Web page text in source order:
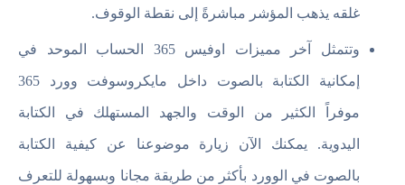
غلقه يذهب المؤشر مباشرةً إلى نقطة الوقوف.
وتتمثل آخر مميزات اوفيس 365 الحساب الموحد في
إمكانية الكتابة بالصوت داخل مايكروسوفت وورد 365
موفراً الكثير من الوقت والجهد المستهلك في الكتابة
اليدوية. يمكنك الآن زيارة موضوعنا عن كيفية الكتابة
بالصوت في الوورد بأكثر من طريقة مجانا وبسهولة للتعرف